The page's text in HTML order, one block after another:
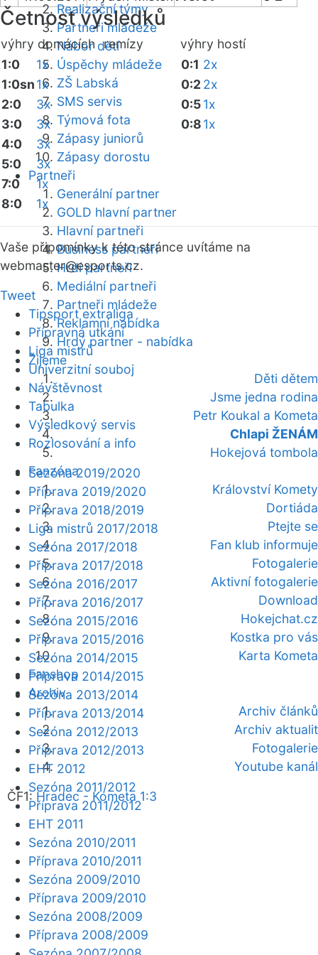
Realizační týmy
Partneři mládeže
Nábor dětí
Úspěchy mládeže
ZŠ Labská
SMS servis
Týmová fota
Zápasy juniorů
Zápasy dorostu
Partneři
Generální partner
GOLD hlavní partner
Hlavní partneři
Business partneři
Hrdí partneři
Mediální partneři
Partneři mládeže
Reklamní nabídka
Hrdý partner - nabídka
Žijeme
Děti dětem
Jsme jedna rodina
Petr Koukal a Kometa
Chlapi ŽENÁM
Hokejová tombola
Fanzóna
Království Komety
Dortiáda
Ptejte se
Fan klub informuje
Fotogalerie
Aktivní fotogalerie
Download
Hokejchat.cz
Kostka pro vás
Karta Kometa
Fanshop
Archiv
Archiv článků
Archiv aktualit
Fotogalerie
Youtube kanál
ČF1:Hradec - Kometa 1:3
Četnost výsledků
výhry domácíchremízy výhry hostí
1:0
1x
1:0sn1x
2:0
3x
3:0
3x
4:0
3x
5:0
3x
7:0
1x
8:0
1x
0:1 2x
0:22x
0:51x
0:81x
Vaše připomínky k této stránce uvítáme na
webmaster@esports.cz.
Tweet
Tipsport extraliga
Přípravná utkání
Liga mistrů
Univerzitní souboj
Návštěvnost
Tabulka
Výsledkový servis
Rozlosování a info
Sezóna 2019/2020
Příprava 2019/2020
Příprava 2018/2019
Liga mistrů 2017/2018
Sezóna 2017/2018
Příprava 2017/2018
Sezóna 2016/2017
Příprava 2016/2017
Sezóna 2015/2016
Příprava 2015/2016
Sezóna 2014/2015
Příprava 2014/2015
Sezóna 2013/2014
Příprava 2013/2014
Sezóna 2012/2013
Příprava 2012/2013
EHT 2012
Sezóna 2011/2012
Příprava 2011/2012
EHT 2011
Sezóna 2010/2011
Příprava 2010/2011
Sezóna 2009/2010
Příprava 2009/2010
Sezóna 2008/2009
Příprava 2008/2009